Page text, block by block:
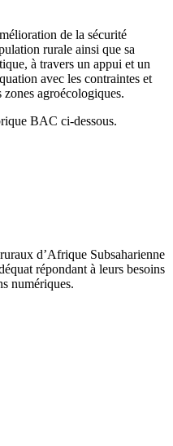
de la sécurité
rurale ainsi que sa
à travers un appui et un
avec les contraintes et
zones agroécologiques.
BAC ci-dessous.
d’Afrique Subsaharienne
répondant à leurs besoins
numériques.